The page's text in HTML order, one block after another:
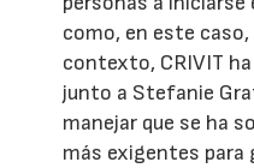
como, en este caso,
contexto, CRIVIT
junto a Stefanie
manejar que se ha
más exigentes